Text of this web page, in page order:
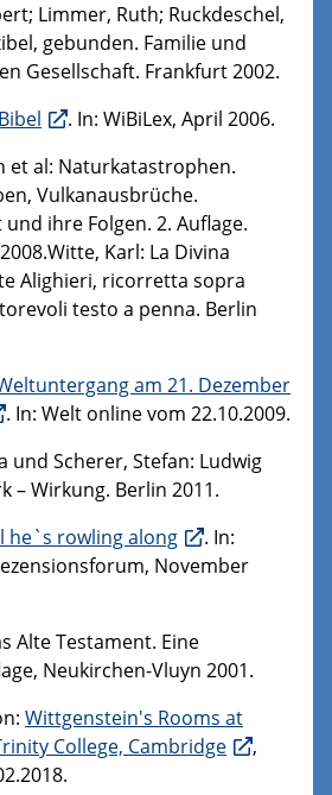
Limmer, Ruth; Ruckdeschel,
gebunden. Familie und
Gesellschaft. Frankfurt 2002.
Bibel
. In: WiBiLex, April 2006.
et al: Naturkatastrophen.
Vulkanausbrüche.
ihre Folgen. 2. Auflage.
Karl: La Divina
Alighieri, ricorretta sopra
testo a penna. Berlin
am 21. Dezember
. In: Welt online vom 22.10.2009.
und Scherer, Stefan: Ludwig
– Wirkung. Berlin 2011.
he`s rowling along
. In:
November
Alte Testament. Eine
Neukirchen-Vluyn 2001.
Wittgenstein's Rooms at
College, Cambridge
,